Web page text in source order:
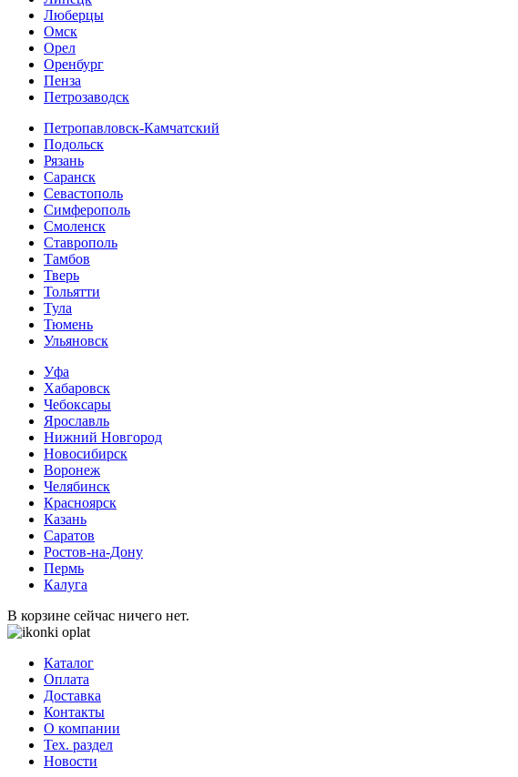
Люберцы
Омск
Орел
Оренбург
Пенза
Петрозаводск
Петропавловск-Камчатский
Подольск
Рязань
Саранск
Севастополь
Симферополь
Смоленск
Ставрополь
Тамбов
Тверь
Тольятти
Тула
Тюмень
Ульяновск
Уфа
Хабаровск
Чебоксары
Ярославль
Нижний Новгород
Новосибирск
Воронеж
Челябинск
Красноярск
Казань
Саратов
Ростов-на-Дону
Пермь
Калуга
В корзине сейчас ничего нет.
Каталог
Оплата
Доставка
Контакты
О компании
Тех. раздел
Новости